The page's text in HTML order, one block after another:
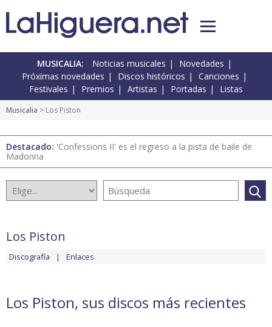
MUSICALIA: Noticias musicales
Novedades
Próximas novedades
Discos históricos
Canciones
Festivales
Premios Artistas Portadas Listas
Musicalia > Los Piston
Destacado: 'Confessions II' es el regreso a la pista de baile de
Madonna
Los Piston
Discografía Enlaces
Los Piston, sus discos más recientes